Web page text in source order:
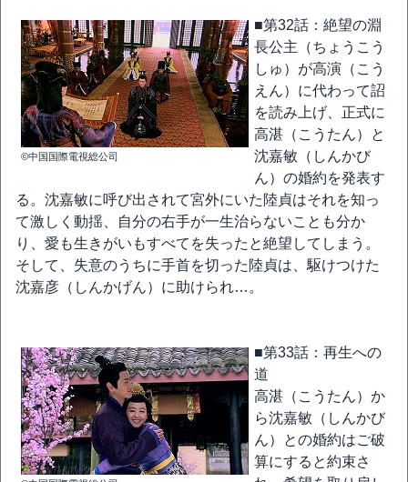
©中国国際電視総公司
■第32話：絶望の淵
長公主（ちょうこう
しゅ）が高演（こう
えん）に代わって詔
を読み上げ、正式に
高湛（こうたん）と
沈嘉敏（しんかび
ん）の婚約を発表す
る。沈嘉敏に呼び出されて宮外にいた陸貞はそれを知っ
て激しく動揺、自分の右手が一生治らないことも分か
り、愛も生きがいもすべてを失ったと絶望してしまう。
そして、失意のうちに手首を切った陸貞は、駆けつけた
沈嘉彦（しんかげん）に助けられ…。
■第33話：再生への
道
高湛（こうたん）か
ら沈嘉敏（しんかび
ん）との婚約はご破
算にすると約束さ